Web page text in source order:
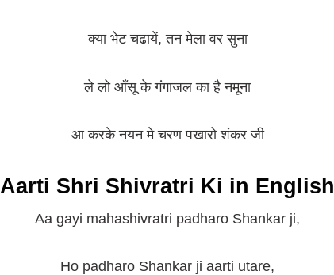
क्या भेट चढायें, तन मेला वर सुना
ले लो आँसू के गंगाजल का है नमूना
आ करके नयन मे चरण पखारो शंकर जी
Aarti Shri Shivratri Ki in English
Aa gayi mahashivratri padharo Shankar ji,
Ho padharo Shankar ji aarti utare,